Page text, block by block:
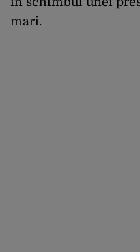
mari.